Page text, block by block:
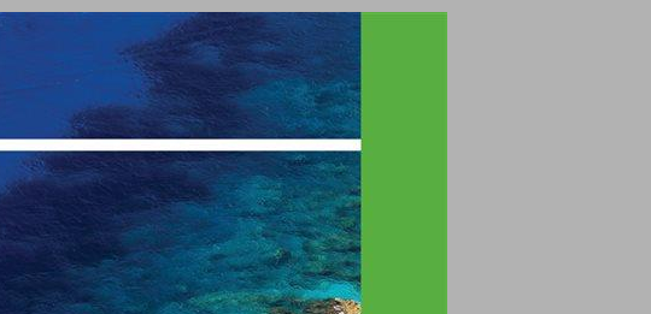
גאוגרפיה לכיתה ה - מדריך למורה ... 0